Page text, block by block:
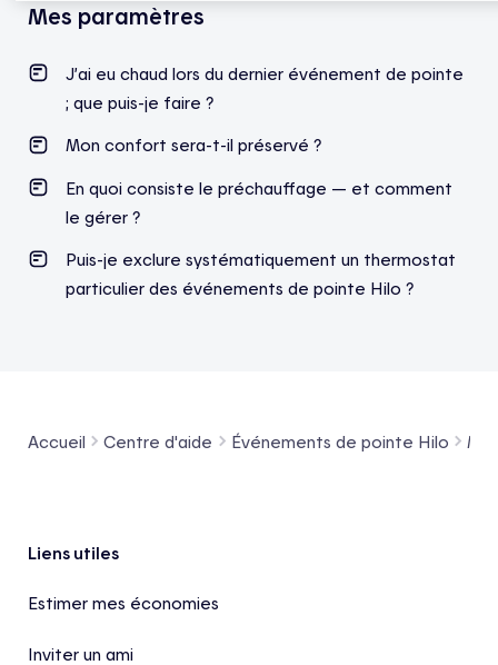
Mes paramètres
J’ai eu chaud lors du dernier événement de pointe
; que puis-je faire ?
Mon confort sera-t-il préservé ?
En quoi consiste le préchauffage — et comment
le gérer ?
Puis-je exclure systématiquement un thermostat
particulier des événements de pointe Hilo ?
Accueil Centre d'aide Événements de pointe Hilo
Pied de page
Liens utiles
Estimer mes économies
Inviter un ami